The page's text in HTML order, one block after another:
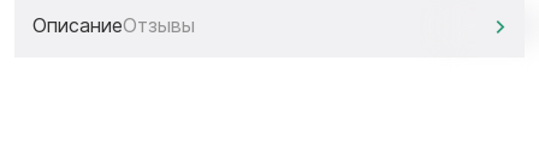
ОписаниеОтзывы